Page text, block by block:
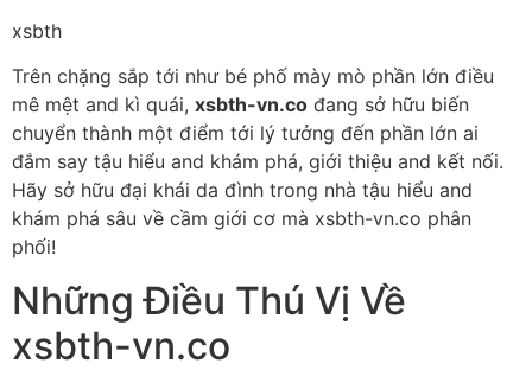
xsbth
Trên chặng sắp tới như bé phố mày mò phần lớn điều
mê mệt and kì quái, xsbth-vn.co đang sở hữu biến
chuyển thành một điểm tới lý tưởng đến phần lớn ai
đắm say tậu hiểu and khám phá, giới thiệu and kết nối.
Hãy sở hữu đại khái da đình trong nhà tậu hiểu and
khám phá sâu về cầm giới cơ mà xsbth-vn.co phân
phối!
Những Điều Thú Vị Về
xsbth-vn.co